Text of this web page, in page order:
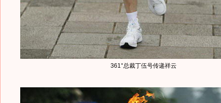
361°总裁丁伍号传递祥云